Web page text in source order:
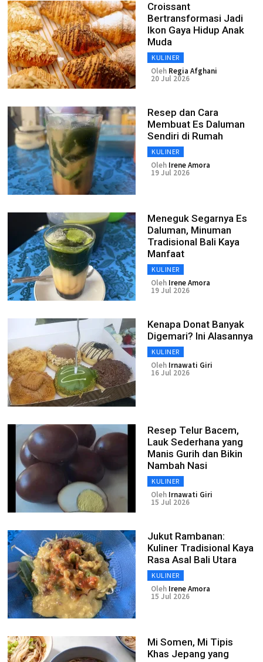
Croissant
Bertransformasi Jadi
Ikon Gaya Hidup Anak
Muda
KULINER
Oleh Regia Afghani
20 Jul 2026
Resep dan Cara
Membuat Es Daluman
Sendiri di Rumah
KULINER
Oleh Irene Amora
19 Jul 2026
Meneguk Segarnya Es
Daluman, Minuman
Tradisional Bali Kaya
Manfaat
KULINER
Oleh Irene Amora
19 Jul 2026
Kenapa Donat Banyak
Digemari? Ini Alasannya
KULINER
Oleh Irnawati Giri
16 Jul 2026
Resep Telur Bacem,
Lauk Sederhana yang
Manis Gurih dan Bikin
Nambah Nasi
KULINER
Oleh Irnawati Giri
15 Jul 2026
Jukut Rambanan:
Kuliner Tradisional Kaya
Rasa Asal Bali Utara
KULINER
Oleh Irene Amora
15 Jul 2026
Mi Somen, Mi Tipis
Khas Jepang yang